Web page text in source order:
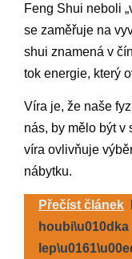
Feng Shui neboli
se zaměřuje na
shui znamená v
tok energie, který
Víra je, že naše
nás, by mělo být v
víra ovlivňuje
nábytku.
Přečíst článek